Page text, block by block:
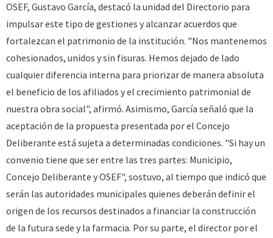
OSEF, Gustavo García, destacó la unidad del Directorio para
impulsar este tipo de gestiones y alcanzar acuerdos que
fortalezcan el patrimonio de la institución. "Nos mantenemos
cohesionados, unidos y sin fisuras. Hemos dejado de lado
cualquier diferencia interna para priorizar de manera absoluta
el beneficio de los afiliados y el crecimiento patrimonial de
nuestra obra social", afirmó. Asimismo, García señaló que la
aceptación de la propuesta presentada por el Concejo
Deliberante está sujeta a determinadas condiciones. "Si hay un
convenio tiene que ser entre las tres partes: Municipio,
Concejo Deliberante y OSEF", sostuvo, al tiempo que indicó que
serán las autoridades municipales quienes deberán definir el
origen de los recursos destinados a financiar la construcción
de la futura sede y la farmacia. Por su parte, el director por el